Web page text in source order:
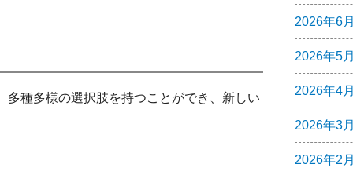
種多様の選択肢を持つことができ、新しい
2026年6月
2026年5月
2026年4月
2026年3月
2026年2月